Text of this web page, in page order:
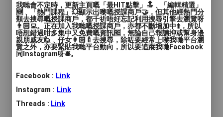
價錢: 個別查詢
服務地區: 觀塘區, 黃大仙區, 北區
地點: 觀塘遊樂場硬地足球場 ,嶺百福田心仿
真草足球場,粉嶺聯和墟和睦路足球場,觀塘
安秀道公園草地足球場
我哋會不定時，更新主頁嘅「最HIT點擊」🔝﹑「編輯精選」
🆕﹑「熱門課程」💥顯示出嚟嘅授課商戶🤝，但其他經熱門分
類去搜尋嘅授課商戶，都千祈唔好忘記利用搜尋引擎去瀏覽呀
👨🏻‍💻。正在加入我哋嘅授課商戶，亦都不斷增加中⬆️，所以
唔想錯過咁多集中又免費嘅資訊🆓，無論自己報讀抑或幫身邊
親朋戚友🙋﹑仔女👩🏻‍🍼去搜尋，除咗要經常上嚟我哋平台瀏
覽之外，亦要緊貼我哋平台動向，所以要追蹤我哋Facebook
同Instagram呀🛎️。
Facebook : Link
Instagram : Link
Threads : Link